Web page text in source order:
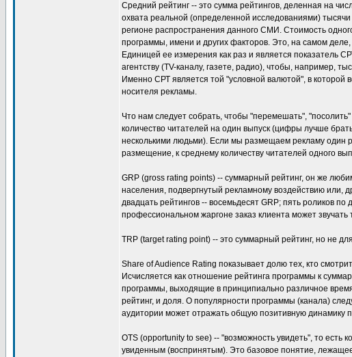
Средний рейтинг -- это сумма рейтингов, деленная на
охвата реальной (определенной исследованиями)
регионе распространения данного СМИ. Стоимость
программы, имени и других факторов. Это, на самом
Единицей ее измерения как раз и является показатель
агентству (TV-каналу, газете, радио), чтобы, например,
Именно СРТ является той "условной валютой", в которой
носителя рекламы.
Что нам следует собрать, чтобы "перемешать",
количество читателей на один выпуск (цифры лучше
несколькими людьми). Если мы размещаем рекламу один
размещение, к среднему количеству читателей одного
GRP (gross rating points) -- суммарный рейтинг, он же
населения, подвергнутый рекламному воздействию или,
двадцать рейтингов -- восемьдесят GRP; пять роликов
профессиональном жаргоне заказ клиента может
TRP (target rating point) -- это суммарный рейтинг, но не
Share of Audience Rating показывает долю тех, кто
Исчисляется как отношение рейтинга программы к
программы, выходящие в принципиально различное
рейтинг, и доля. О популярности программы (канала)
аудитории может отражать общую позитивную динамику
OTS (opportunity to see) -- "возможность увидеть", то
увиденным (воспринятым). Это базовое понятие,